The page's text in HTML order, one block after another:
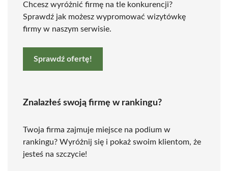
Chcesz wyróżnić firmę na tle konkurencji?
Sprawdź jak możesz wypromować wizytówkę
firmy w naszym serwisie.
Sprawdź ofertę!
Znalazłeś swoją firmę w rankingu?
Twoja firma zajmuje miejsce na podium w
rankingu? Wyróżnij się i pokaż swoim klientom, że
jesteś na szczycie!